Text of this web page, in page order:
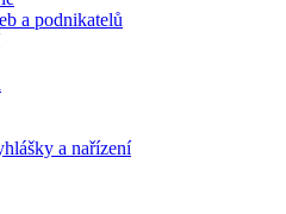
a podnikatelů
a nařízení